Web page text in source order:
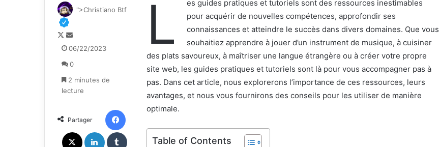
L
es guides pratiques et tutoriels sont des ressources inestimables
pour acquérir de nouvelles compétences, approfondir ses
connaissances et atteindre le succès dans divers domaines. Que vous
souhaitiez apprendre à jouer d’un instrument de musique, à cuisiner
des plats savoureux, à maîtriser une langue étrangère ou à créer votre propre
site web, les guides pratiques et tutoriels sont là pour vous accompagner pas à
pas. Dans cet article, nous explorerons l’importance de ces ressources, leurs
avantages, et nous vous fournirons des conseils pour les utiliser de manière
optimale.
Table of Contents
">Christiano Btf
F
o
l
o
w
X
n
o
y
e
n
c
o
06/22/2023
0
2 minutes de
lecture
Partager